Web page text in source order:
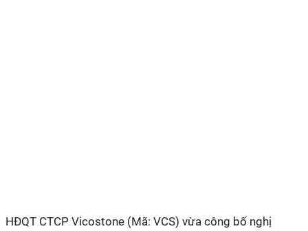
HĐQT CTCP Vicostone (Mã: VCS) vừa công bố nghị